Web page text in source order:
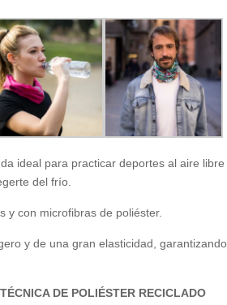
ideal para practicar deportes al aire libre
del frío.
y con microfibras de poliéster.
y de una gran elasticidad, garantizando
DE POLIÉSTER RECICLADO